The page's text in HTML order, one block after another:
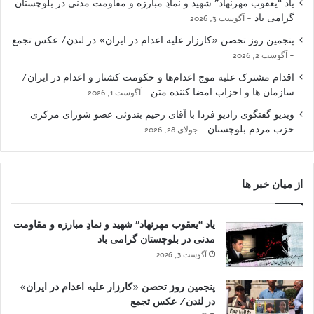
یاد “یعقوب مهرنهاد” شهید و نمادِ مبارزه و مقاومت مدنی در بلوچستان
گرامی باد
آگوست 3, 2026
پنجمین روز تحصن «کارزار علیه اعدام در ایران» در لندن/ عکس تجمع
آگوست 2, 2026
اقدام مشترک علیه موج اعدام‌ها و حکومت کشتار و اعدام در ایران/
سازمان ها و احزاب امضا کننده متن
آگوست 1, 2026
ویدیو گفتگوی رادیو فردا با آقای رحیم بندوئی عضو شورای مرکزی
حزب مردم بلوچستان
جولای 28, 2026
از میان خبر ها
یاد “یعقوب مهرنهاد” شهید و نمادِ مبارزه و مقاومت
مدنی در بلوچستان گرامی باد
آگوست 3, 2026
پنجمین روز تحصن «کارزار علیه اعدام در ایران»
در لندن/ عکس تجمع